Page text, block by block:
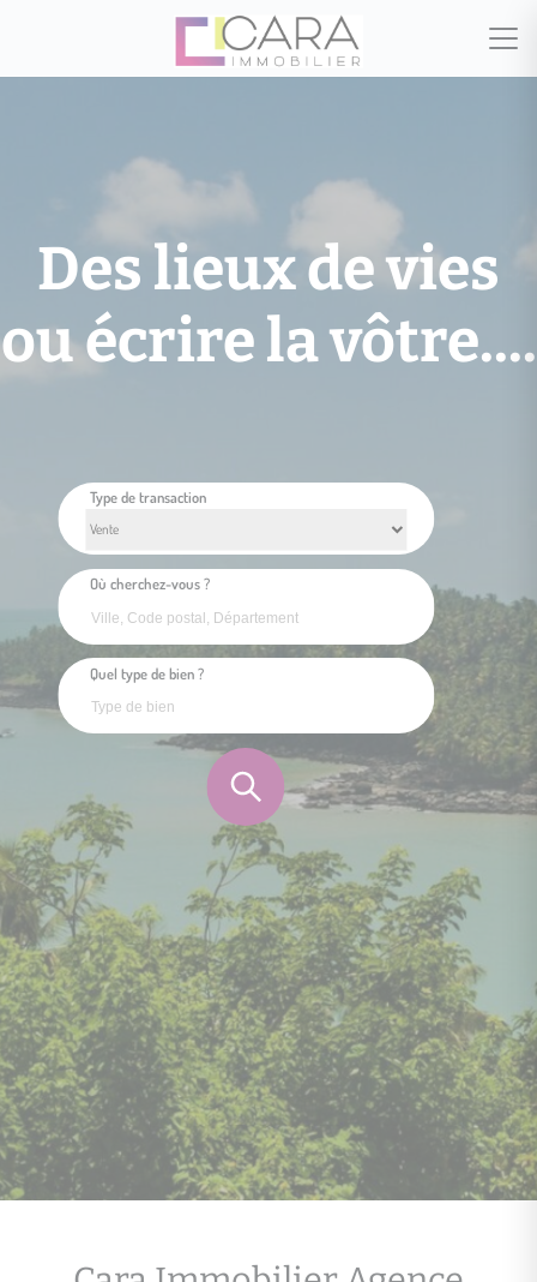
Des lieux de vies
ou écrire la vôtre....
Type de transaction
Où cherchez-vous ?
Quel type de bien ?